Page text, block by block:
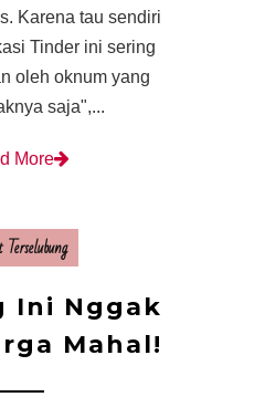
Karena tau sendiri
Tinder ini sering
oleh oknum yang
saja",...
More
Ini Nggak
Mahal!